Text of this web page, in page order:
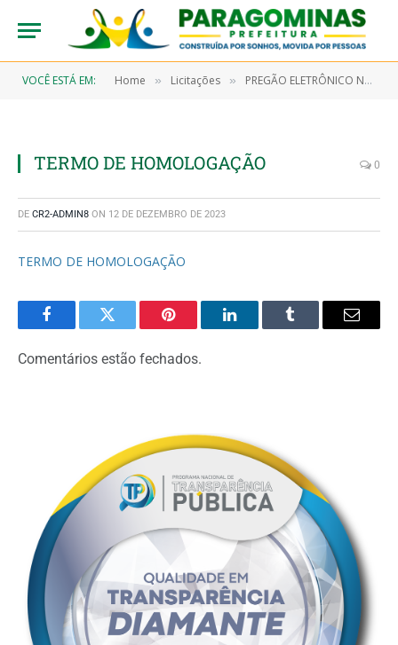
VOCÊ ESTÁ EM: Home » Licitações » PREGÃO ELETRÔNICO N° 9/2022-00095 (CONTRATAÇÃO DE EMPRESA ESPECIALIZADA NA PRESTAÇÃO DE SERVIÇOS CONTÍNUO DE MANUTENÇÃO PREVENTIVA E CORRETIVA COM FORNECIMENTO DE PEÇAS DOS EQUIPAMENTOS HOSPITALARES E DIVERSOS UTILIZADOS NA SECRETARIA DE SAÚDE, HOSPITAL MUNICIPAL DE PARAGOMINAS E UNIDADE DE PRONTO ATENDIMENTO – UPA)
TERMO DE HOMOLOGAÇÃO 0
DE CR2-ADMIN8 ON 12 DE DEZEMBRO DE 2023
TERMO DE HOMOLOGAÇÃO
FacebookTwitter Pinterest LinkedInTumblr Email
Comentários estão fechados.